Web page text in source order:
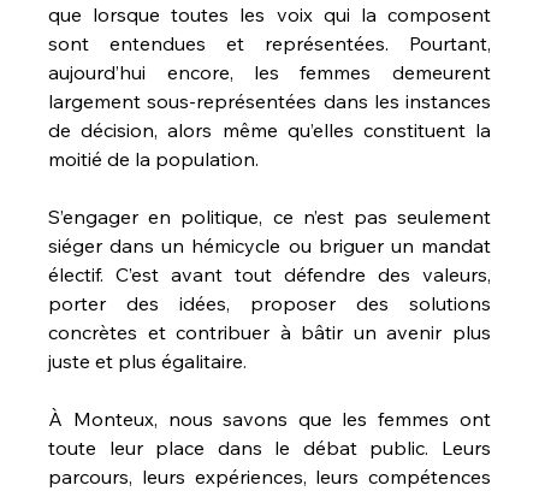
T
Po
que lorsque toutes les voix qui la composent
sont entendues et représentées. Pourtant,
aujourd’hui encore, les femmes demeurent
largement sous-représentées dans les instances
de décision, alors même qu’elles constituent la
moitié de la population.
S’engager en politique, ce n’est pas seulement
siéger dans un hémicycle ou briguer un mandat
électif. C’est avant tout défendre des valeurs,
porter des idées, proposer des solutions
concrètes et contribuer à bâtir un avenir plus
juste et plus égalitaire.
À Monteux, nous savons que les femmes ont
toute leur place dans le débat public. Leurs
parcours, leurs expériences, leurs compétences